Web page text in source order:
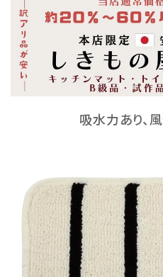
吸水力あり、